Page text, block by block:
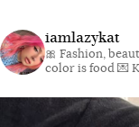
iamlazykat
🎀 Fashion,
color is food💌